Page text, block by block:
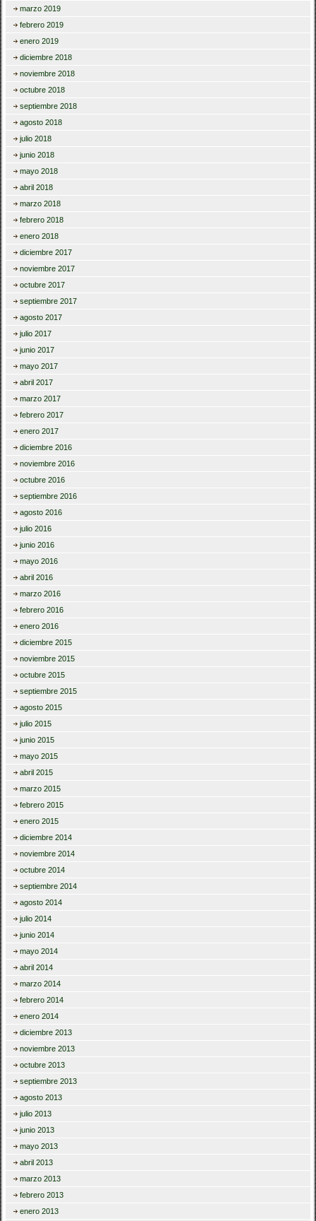
marzo 2019
febrero 2019
enero 2019
diciembre 2018
noviembre 2018
octubre 2018
septiembre 2018
agosto 2018
julio 2018
junio 2018
mayo 2018
abril 2018
marzo 2018
febrero 2018
enero 2018
diciembre 2017
noviembre 2017
octubre 2017
septiembre 2017
agosto 2017
julio 2017
junio 2017
mayo 2017
abril 2017
marzo 2017
febrero 2017
enero 2017
diciembre 2016
noviembre 2016
octubre 2016
septiembre 2016
agosto 2016
julio 2016
junio 2016
mayo 2016
abril 2016
marzo 2016
febrero 2016
enero 2016
diciembre 2015
noviembre 2015
octubre 2015
septiembre 2015
agosto 2015
julio 2015
junio 2015
mayo 2015
abril 2015
marzo 2015
febrero 2015
enero 2015
diciembre 2014
noviembre 2014
octubre 2014
septiembre 2014
agosto 2014
julio 2014
junio 2014
mayo 2014
abril 2014
marzo 2014
febrero 2014
enero 2014
diciembre 2013
noviembre 2013
octubre 2013
septiembre 2013
agosto 2013
julio 2013
junio 2013
mayo 2013
abril 2013
marzo 2013
febrero 2013
enero 2013